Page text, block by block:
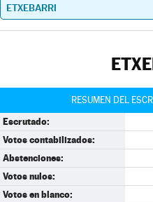
RESUMEN DEL
Escrutado:
Votos contabilizados:
Abstenciones:
Votos nulos:
Votos en blanco: